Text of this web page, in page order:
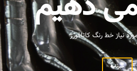
نیاز خط رنگ کاتافورز
خبرنامه